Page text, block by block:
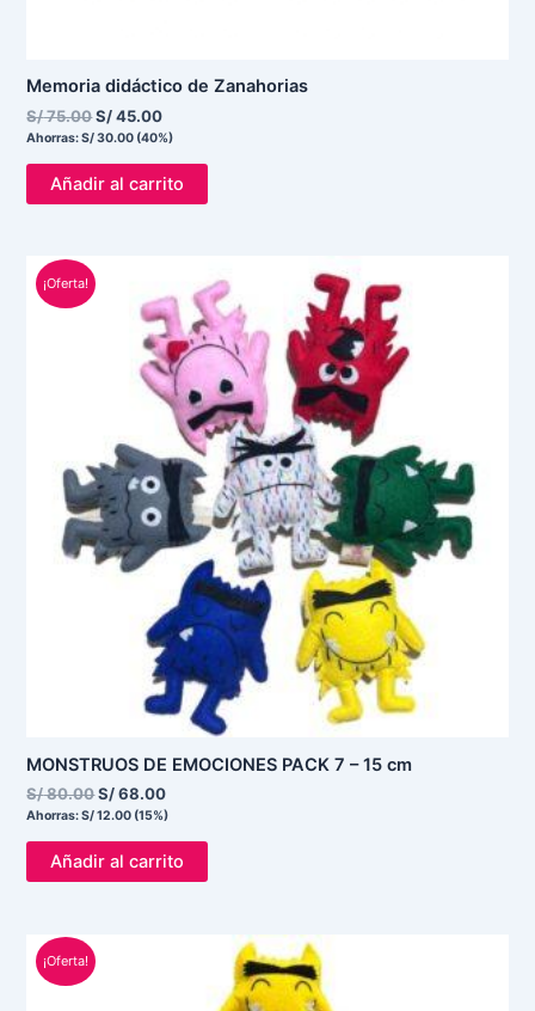
Memoria didáctico de Zanahorias
S/75.00S/45.00
Ahorras:S/30.00 (40%)
Añadir al carrito
¡Oferta!
MONSTRUOS DE EMOCIONES PACK 7 – 15 cm
S/80.00
original
S/ 80.00.
S/68.00
precio
actual
es:
S/ 68.00.
Ahorras:S/12.00 (15%)
Añadir al carrito
¡Oferta!